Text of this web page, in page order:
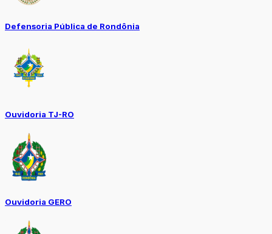
Defensoria Pública de Rondônia
Ouvidoria TJ-RO
Ouvidoria GERO